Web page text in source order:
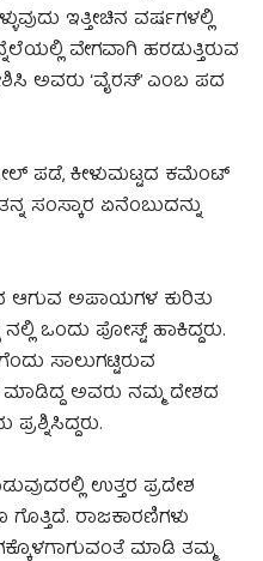
ಇತ್ತೀಚಿನ ವರ್ಷಗಳಲ್ಲಿ
ವೇಗವಾಗಿ ಹರಡುತ್ತಿರುವ
ಅವರು ‘ವೈರಸ್’ ಎಂಬ ಪದ
ಪಡೆ, ಕೀಳುಮಟ್ಟದ ಕಮೆಂಟ್
ಸಂಸ್ಕಾರ ಏನೆಂಬುದನ್ನು
ಅಪಾಯಗಳ ಕುರಿತು
ಒಂದು ಪೋಸ್ಟ್ ಹಾಕಿದ್ದರು.
ಸಾಲುಗಟ್ಟಿರುವ
ಅವರು ನಮ್ಮ ದೇಶದ
ಉತ್ತರ ಪ್ರದೇಶ
ರಾಜಕಾರಣಿಗಳು
ಮಾಡಿ ತಮ್ಮ